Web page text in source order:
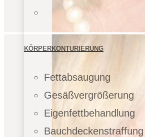
KÖRPERKONTURIERUNG
Fettabsaugung
Gesäßvergrößerung
Eigenfettbehandlung
Bauchdeckenstraffung